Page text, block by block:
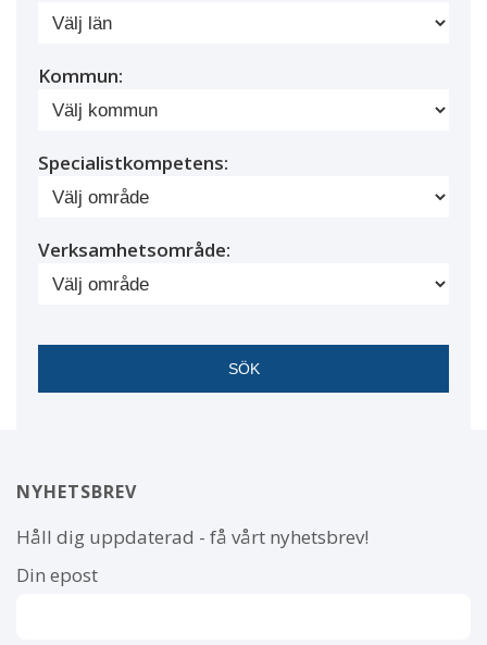
Kommun:
Specialistkompetens:
Verksamhetsområde:
NYHETSBREV
Håll dig uppdaterad - få vårt nyhetsbrev!
Din epost